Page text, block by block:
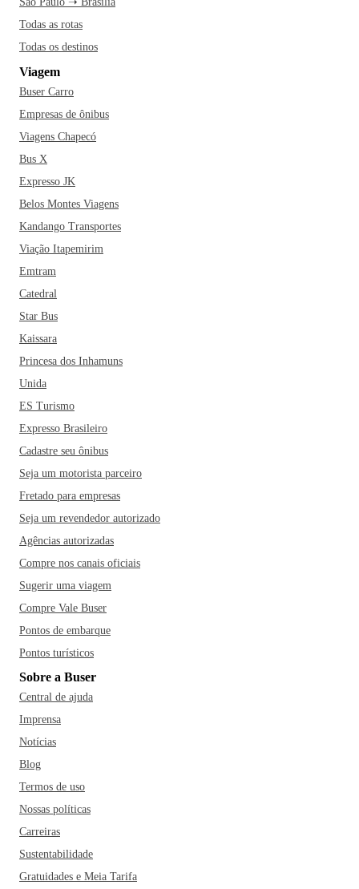
encontra a mais de 100 metros de altura, com 286 metros
Latina, superando até mesmo o gringo e famoso Central
Park, situado na cidade de Nova York. O fato é que, seja
para apreciar sua linda arquitetura de linhas modernas ou
para aproveitar sua excelente infraestrutura, Brasília é um
destino ímpar. Uma cidade planejada e construída no século
pensa que Brasília vive apenas de prédios governamentais
belíssimos, está errado. Por lá, é possível encontrar também
muitos parques e até fazer um passeio de barco pelo grande
e belo Lago Paranoá!
Todas as rotas
Todas os destinos
Viagem
Buser Carro
Empresas de ônibus
Viagens Chapecó
Bus X
Expresso JK
Belos Montes Viagens
Kandango Transportes
Viação Itapemirim
Emtram
Catedral
Star Bus
Kaissara
Princesa dos Inhamuns
Unida
ES Turismo
Expresso Brasileiro
Cadastre seu ônibus
Seja um motorista parceiro
Fretado para empresas
Seja um revendedor autorizado
Agências autorizadas
Compre nos canais oficiais
Sugerir uma viagem
Compre Vale Buser
Pontos de embarque
Pontos turísticos
Sobre a Buser
Central de ajuda
Imprensa
Notícias
Blog
Termos de uso
Nossas políticas
Carreiras
Sustentabilidade
Gratuidades e Meia Tarifa